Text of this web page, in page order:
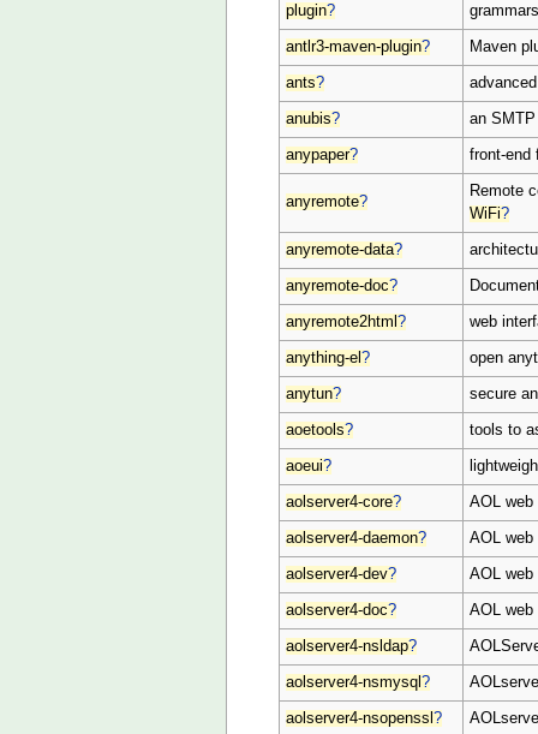
plugin?
antlr3-maven-plugin? Maven
ants?
anubis? an
anypaper? front-end
anyremote?
Remote
WiFi?
anyremote-data?
anyremote-doc?
anyremote2html? web
anything-el? open
anytun? secure
aoetools? tools to
aoeui?
aolserver4-core? AOL web
aolserver4-daemon? AOL web
aolserver4-dev? AOL
aolserver4-doc? AOL web
aolserver4-nsldap?
aolserver4-nsmysql?
aolserver4-nsopenssl?